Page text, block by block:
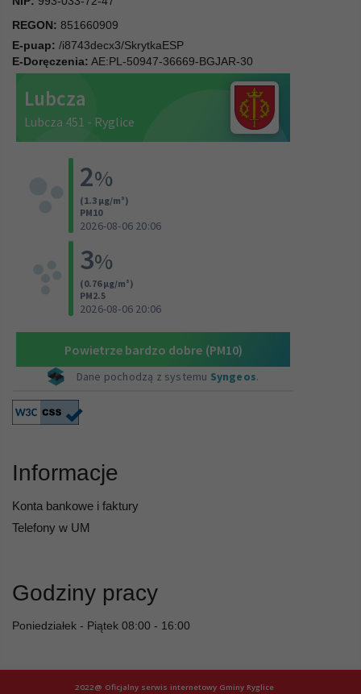
REGON: 851660909
E-puap: /i8743decx3/SkrytkaESP
E-Doręczenia: AE:PL-50947-36669-BGJAR-30
Informacje
Konta bankowe i faktury
Telefony w UM
Godziny pracy
Poniedziałek - Piątek 08:00 - 16:00
2022@ Oficjalny serwis internetowy Gminy Ryglice